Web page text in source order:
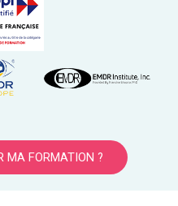
MA FORMATION ?